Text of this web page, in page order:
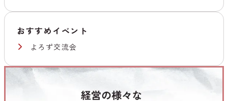
おすすめイベント
よろず交流会